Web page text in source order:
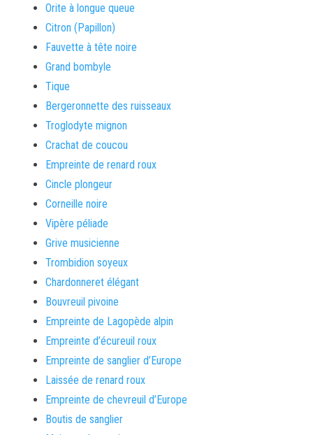
Orite à longue queue
Citron (Papillon)
Fauvette à tête noire
Grand bombyle
Tique
Bergeronnette des ruisseaux
Troglodyte mignon
Crachat de coucou
Empreinte de renard roux
Cincle plongeur
Corneille noire
Vipère péliade
Grive musicienne
Trombidion soyeux
Chardonneret élégant
Bouvreuil pivoine
Empreinte de Lagopède alpin
Empreinte d’écureuil roux
Empreinte de sanglier d’Europe
Laissée de renard roux
Empreinte de chevreuil d’Europe
Boutis de sanglier